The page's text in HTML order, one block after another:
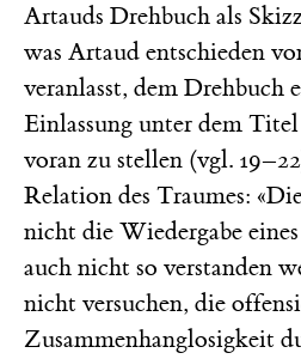
Artauds Drehbuch als
was Artaud entschieden
veranlasst, dem Drehbuch
Einlassung unter dem Titel
voran zu stellen (vgl.
Relation des Traumes:
nicht die Wiedergabe
auch nicht so verstanden
nicht versuchen, die
Zusammenhanglosigkeit